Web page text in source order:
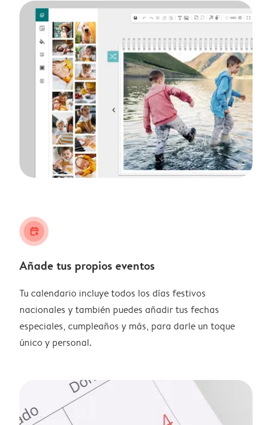
calendar_plus
Añade tus propios eventos
Tu calendario incluye todos los días festivos
nacionales y también puedes añadir tus fechas
especiales, cumpleaños y más, para darle un toque
único y personal.